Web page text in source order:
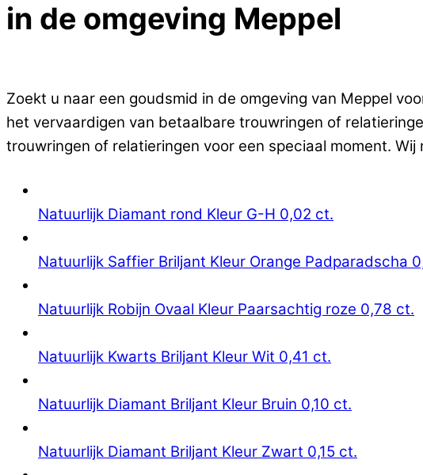
in de omgeving Meppel
Zoekt u naar een goudsmid in de omgeving van Meppel
het vervaardigen van betaalbare trouwringen of
trouwringen of relatieringen voor een speciaal moment.
Natuurlijk Diamant rond Kleur G-H 0,02 ct.
Natuurlijk Saffier Briljant Kleur Orange Padparadscha
Natuurlijk Robijn Ovaal Kleur Paarsachtig roze 0,78 ct.
Natuurlijk Kwarts Briljant Kleur Wit 0,41 ct.
Natuurlijk Diamant Briljant Kleur Bruin 0,10 ct.
Natuurlijk Diamant Briljant Kleur Zwart 0,15 ct.